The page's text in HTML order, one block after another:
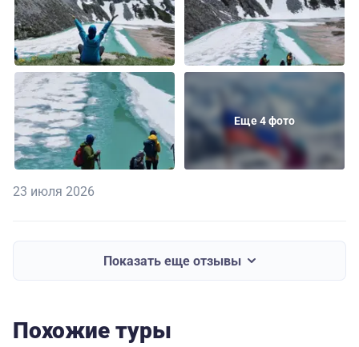
Еще 4 фото
23 июля 2026
Показать еще отзывы
Похожие туры